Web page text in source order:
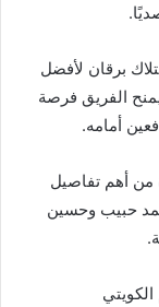
برقان لأفضل
الفريق فرصة
أمامه.
من أهم تفاصيل
حبيب وحسين